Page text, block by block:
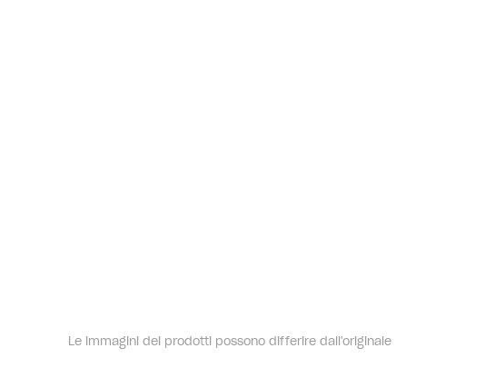
Le immagini dei prodotti possono differire dall'originale